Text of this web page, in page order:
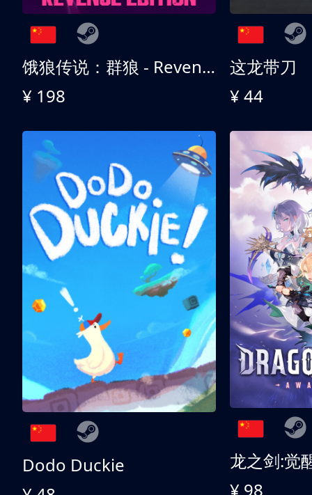
饿狼传说：群狼 - Revenge Edition
¥ 198
这龙带刀
¥ 44
Dodo Duckie
龙之剑:觉
¥ 98